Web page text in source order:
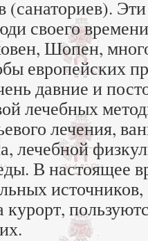
(санаториев).
своего
Шопен,
европейских
давние и
лечебных
лечения,
лечебной
В настоящее
источников,